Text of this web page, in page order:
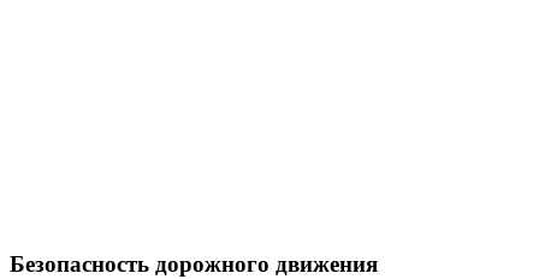
Безопасность дорожного движения